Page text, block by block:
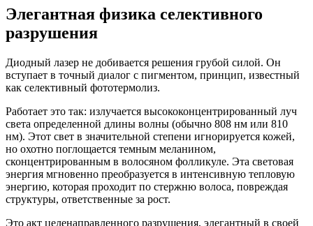
Элегантная физика селективного
разрушения
Диодный лазер не добивается решения грубой силой. Он
вступает в точный диалог с пигментом, принцип, известный
как селективный фототермолиз.
Работает это так: излучается высококонцентрированный луч
света определенной длины волны (обычно 808 нм или 810
нм). Этот свет в значительной степени игнорируется кожей,
но охотно поглощается темным меланином,
сконцентрированным в волосяном фолликуле. Эта световая
энергия мгновенно преобразуется в интенсивную тепловую
энергию, которая проходит по стержню волоса, повреждая
структуры, ответственные за рост.
Это акт целенаправленного разрушения, элегантный в своей